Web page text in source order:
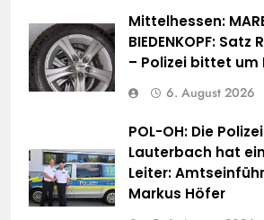
Mittelhessen:
BIEDENKOPF:
– Polizei bittet um
6. August 2026
POL-OH: Die
Lauterbach hat
Leiter:
Markus Höfer